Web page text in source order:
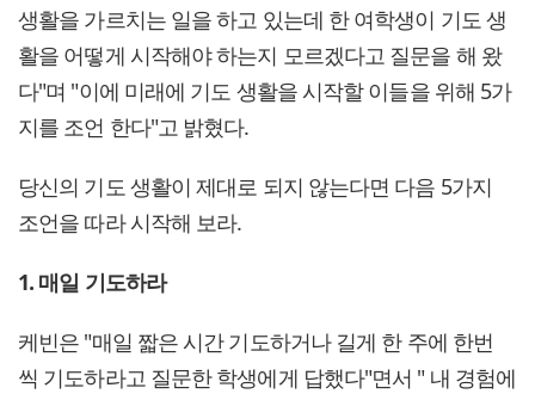
생활을 가르치는 일을 하고 있는데 한 여학생이 기도 생
활을 어떻게 시작해야 하는지 모르겠다고 질문을 해 왔
다"며 "이에 미래에 기도 생활을 시작할 이들을 위해 5가
지를 조언 한다"고 밝혔다.
당신의 기도 생활이 제대로 되지 않는다면 다음 5가지
조언을 따라 시작해 보라.
1. 매일 기도하라
케빈은 "매일 짧은 시간 기도하거나 길게 한 주에 한번
씩 기도하라고 질문한 학생에게 답했다"면서 " 내 경험에